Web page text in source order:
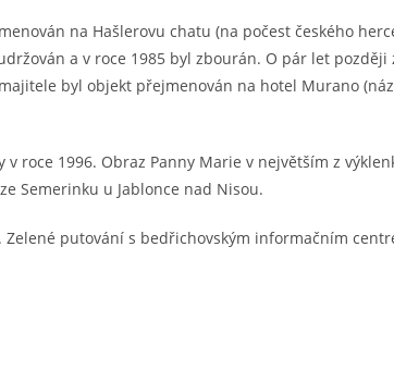
na Hašlerovu chatu (na počest českého
a v roce 1985 byl zbourán. O pár let
byl objekt přejmenován na hotel Murano
v roce 1996. Obraz Panny Marie v největším z
Semerinku u Jablonce nad Nisou.
Zelené putování s bedřichovským informačním